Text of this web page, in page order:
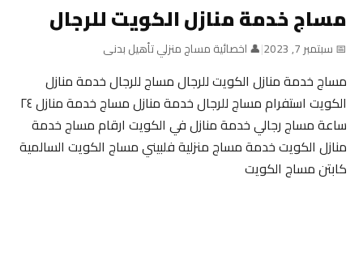
مساج خدمة منازل الكويت للرجال
📅 سبتمبر 7, 2023 |👤 اخصائية مساج منزلي تأهيل بدنى
مساج خدمة منازل الكويت للرجال مساج للرجال خدمة منازل
الكويت استفرام مساج للرجال خدمة منازل مساج خدمة منازل ٢٤
ساعة مساج رجالي خدمة منازل في الكويت ارقام مساج خدمة
منازل الكويت خدمة مساج منزلية فلبيني مساج الكويت السالمية
كابتن مساج الكويت